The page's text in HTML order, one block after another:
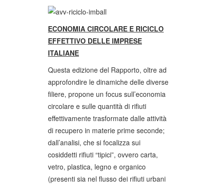
ECONOMIA CIRCOLARE E RICICLO
EFFETTIVO DELLE IMPRESE
ITALIANE
Questa edizione del Rapporto, oltre ad
approfondire le dinamiche delle diverse
filiere, propone un focus sull’economia
circolare e sulle quantità di rifiuti
effettivamente trasformate dalle attività
di recupero in materie prime seconde;
dall’analisi, che si focalizza sui
cosiddetti rifiuti “tipici”, ovvero carta,
vetro, plastica, legno e organico
(presenti sia nel flusso dei rifiuti urbani